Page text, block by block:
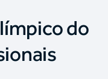
do